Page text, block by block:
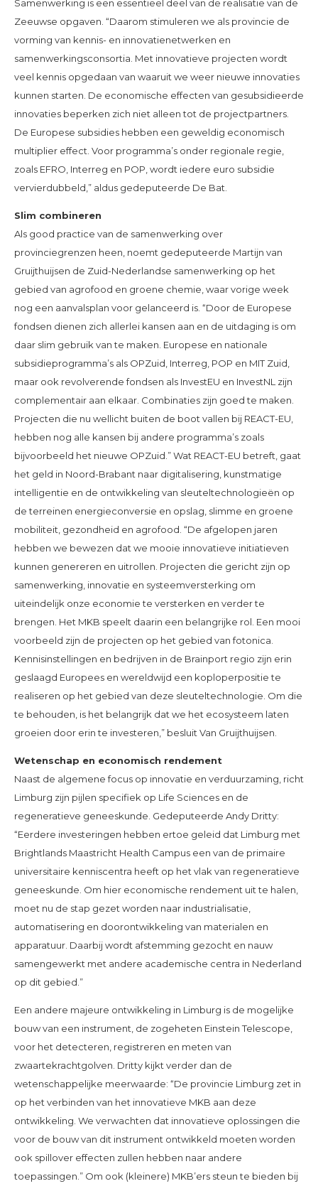
Samenwerking is een essentieel deel van de realisatie van de
Zeeuwse opgaven. “Daarom stimuleren we als provincie de
vorming van kennis- en innovatienetwerken en
samenwerkingsconsortia. Met innovatieve projecten wordt
veel kennis opgedaan van waaruit we weer nieuwe innovaties
kunnen starten. De economische effecten van gesubsidieerde
innovaties beperken zich niet alleen tot de projectpartners.
De Europese subsidies hebben een geweldig economisch
multiplier effect. Voor programma’s onder regionale regie,
zoals EFRO, Interreg en POP, wordt iedere euro subsidie
vervierdubbeld,” aldus gedeputeerde De Bat.
Slim combineren
Als good practice van de samenwerking over
provinciegrenzen heen, noemt gedeputeerde Martijn van
Gruijthuijsen de Zuid-Nederlandse samenwerking op het
gebied van agrofood en groene chemie, waar vorige week
nog een aanvalsplan voor gelanceerd is. “Door de Europese
fondsen dienen zich allerlei kansen aan en de uitdaging is om
daar slim gebruik van te maken. Europese en nationale
subsidieprogramma’s als OPZuid, Interreg, POP en MIT Zuid,
maar ook revolverende fondsen als InvestEU en InvestNL zijn
complementair aan elkaar. Combinaties zijn goed te maken.
Projecten die nu wellicht buiten de boot vallen bij REACT-EU,
hebben nog alle kansen bij andere programma’s zoals
bijvoorbeeld het nieuwe OPZuid.” Wat REACT-EU betreft, gaat
het geld in Noord-Brabant naar digitalisering, kunstmatige
intelligentie en de ontwikkeling van sleuteltechnologieën op
de terreinen energieconversie en opslag, slimme en groene
mobiliteit, gezondheid en agrofood. “De afgelopen jaren
hebben we bewezen dat we mooie innovatieve initiatieven
kunnen genereren en uitrollen. Projecten die gericht zijn op
samenwerking, innovatie en systeemversterking om
uiteindelijk onze economie te versterken en verder te
brengen. Het MKB speelt daarin een belangrijke rol. Een mooi
voorbeeld zijn de projecten op het gebied van fotonica.
Kennisinstellingen en bedrijven in de Brainport regio zijn erin
geslaagd Europees en wereldwijd een koploperpositie te
realiseren op het gebied van deze sleuteltechnologie. Om die
te behouden, is het belangrijk dat we het ecosysteem laten
groeien door erin te investeren,” besluit Van Gruijthuijsen.
Wetenschap en economisch rendement
Naast de algemene focus op innovatie en verduurzaming, richt
Limburg zijn pijlen specifiek op Life Sciences en de
regeneratieve geneeskunde. Gedeputeerde Andy Dritty:
“Eerdere investeringen hebben ertoe geleid dat Limburg met
Brightlands Maastricht Health Campus een van de primaire
universitaire kenniscentra heeft op het vlak van regeneratieve
geneeskunde. Om hier economische rendement uit te halen,
moet nu de stap gezet worden naar industrialisatie,
automatisering en doorontwikkeling van materialen en
apparatuur. Daarbij wordt afstemming gezocht en nauw
samengewerkt met andere academische centra in Nederland
op dit gebied.”
Een andere majeure ontwikkeling in Limburg is de mogelijke
bouw van een instrument, de zogeheten Einstein Telescope,
voor het detecteren, registreren en meten van
zwaartekrachtgolven. Dritty kijkt verder dan de
wetenschappelijke meerwaarde: “De provincie Limburg zet in
op het verbinden van het innovatieve MKB aan deze
ontwikkeling. We verwachten dat innovatieve oplossingen die
voor de bouw van dit instrument ontwikkeld moeten worden
ook spillover effecten zullen hebben naar andere
toepassingen.” Om ook (kleinere) MKB’ers steun te bieden bij